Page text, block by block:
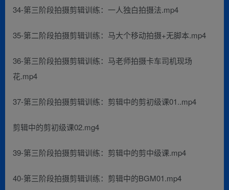
34-第三阶段拍摄剪辑训练：一人独白拍摄法.mp4
35-第二阶段拍摄剪辑训练：马大个移动拍摄+无脚本.mp4
36-第三阶段拍摄剪辑训练：马老师拍摄卡车司机现场
花.mp4
37-第三阶段拍摄剪辑训练：剪辑中的剪初级课01..mp4
剪辑中的剪初级课02.mg4
39-第三阶段拍摄剪辑训练：剪辑中的剪中级课.mp4
40-第三阶段拍摄剪辑训练：剪辑中的BGM01.mp4